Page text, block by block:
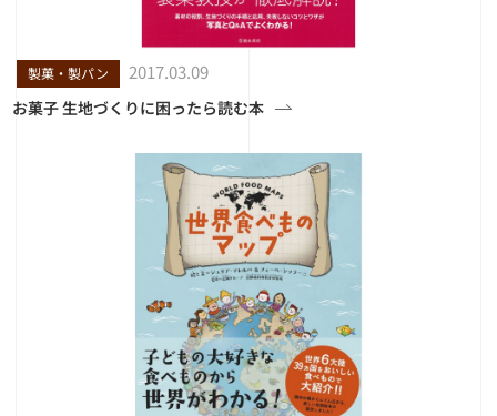
製菓・製パン 2017.03.09
お菓子 生地づくりに困ったら読む本